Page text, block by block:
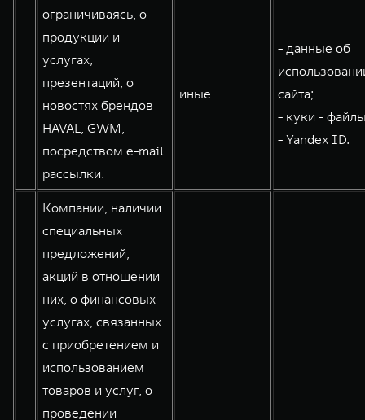
ограничиваясь, о
продукции и
услугах,
презентаций, о
новостях брендов
HAVAL, GWM,
посредством e-mail
рассылки.
иные
- данные об
сайта;
- куки -
- Yandex ID.
Компании, наличии
специальных
предложений,
акций в отношении
них, о финансовых
услугах, связанных
с приобретением и
использованием
товаров и услуг, о
проведении